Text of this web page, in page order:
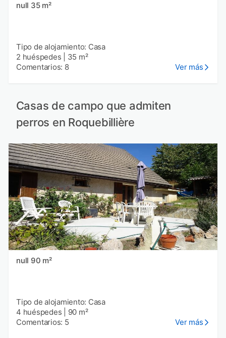
null 35 m²
Tipo de alojamiento: Casa
2 huéspedes
35 m²
Comentarios: 8
Ver más
Casas de campo que admiten
perros en Roquebillière
null 90 m²
Tipo de alojamiento: Casa
4 huéspedes
90 m²
Comentarios: 5
Ver más